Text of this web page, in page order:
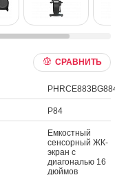
СРАВНИТЬ
P84
Емкостный
сенсорный ЖК-
экран с
диагональю 16
дюймов